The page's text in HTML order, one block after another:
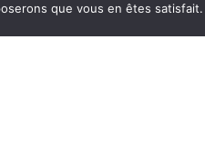
que vous en êtes satisfait.